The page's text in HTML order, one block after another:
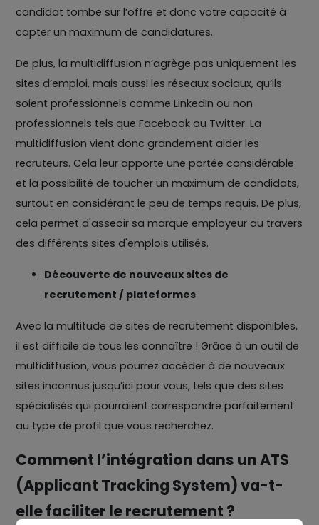
candidat tombe sur l’offre et donc votre capacité à
capter un maximum de candidatures.
De plus, la multidiffusion n’agrège pas uniquement les
sites d’emploi, mais aussi les réseaux sociaux, qu’ils
soient professionnels comme LinkedIn ou non
professionnels tels que Facebook ou Twitter. La
multidiffusion vient donc grandement aider les
recruteurs. Cela leur apporte une portée considérable
et la possibilité de toucher un maximum de candidats,
surtout en considérant le peu de temps requis. De plus,
cela permet d'asseoir sa marque employeur au travers
des différents sites d'emplois utilisés.
Découverte de nouveaux sites de
recrutement / plateformes
Avec la multitude de sites de recrutement disponibles,
il est difficile de tous les connaître ! Grâce à un outil de
multidiffusion, vous pourrez accéder à de nouveaux
sites inconnus jusqu’ici pour vous, tels que des sites
spécialisés qui pourraient correspondre parfaitement
au type de profil que vous recherchez.
Comment l’intégration dans un ATS
(Applicant Tracking System) va-t-
elle faciliter le recrutement ?